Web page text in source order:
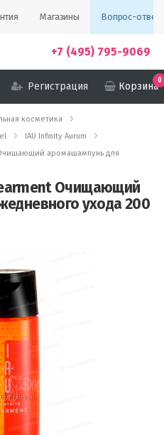
Магазины Вопрос-ответ
+7 (495) 795-9069
Регистрация Корзина
0
косметика
IAU Infinity Aurum
аромашампунь для
Очищающий
ухода 200